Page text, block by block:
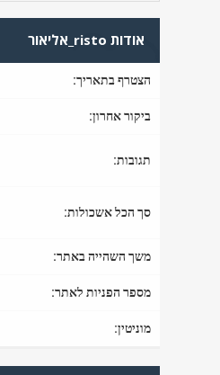
אודות risto_אליאור
הצטרף בתאריך:
ביקור אחרון:
תגובות:
סך הכל אשכולות:
משך השהייה באתר:
מספר הפניות לאתר:
מוניטין: